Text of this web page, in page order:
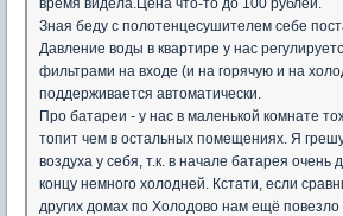
время видела.Цена что-то до 100 рублей.
Зная беду с полотенцесушителем себе
Давление воды в квартире у нас
фильтрами на входе (и на горячую и на
поддерживается автоматически.
Про батареи - у нас в маленькой комнате
топит чем в остальных помещениях. Я
воздуха у себя, т.к. в начале батарея очень
концу немного холодней. Кстати, если
других домах по Холодово нам ещё повезло